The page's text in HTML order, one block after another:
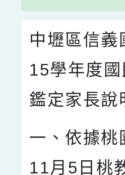
中壢區信
15學年度
鑑定家長說
一、依據
11月5日桃